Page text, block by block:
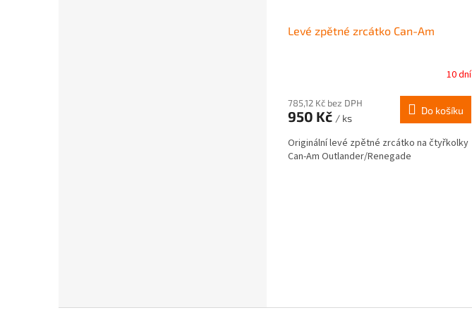
Levé zpětné zrcátko Can-Am
10 dní
785,12 Kč bez DPH
950 Kč / ks
Do košíku
Originální levé zpětné zrcátko na čtyřkolky
Can-Am Outlander/Renegade